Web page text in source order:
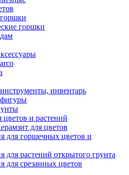
горшки
инвентарь
цветов и растений
для цветов
для горшечных цветов и
для растений открытого грунта
для срезанных цветов